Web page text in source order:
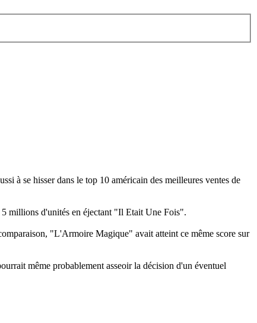
à se hisser dans le top 10 américain des meilleures ventes de
millions d'unités en éjectant "Il Etait Une Fois".
"L'Armoire Magique" avait atteint ce même score sur
même probablement asseoir la décision d'un éventuel